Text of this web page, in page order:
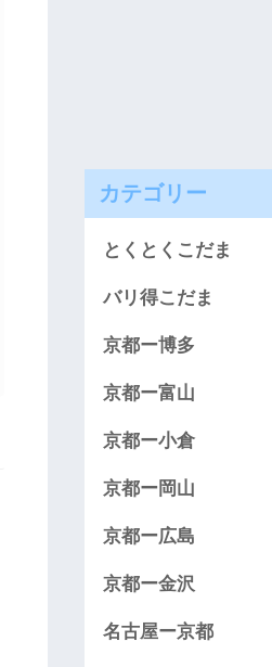
カテゴリー
とくとくこだま
バリ得こだま
京都ー博多
京都ー富山
京都ー小倉
京都ー岡山
京都ー広島
京都ー金沢
名古屋ー京都